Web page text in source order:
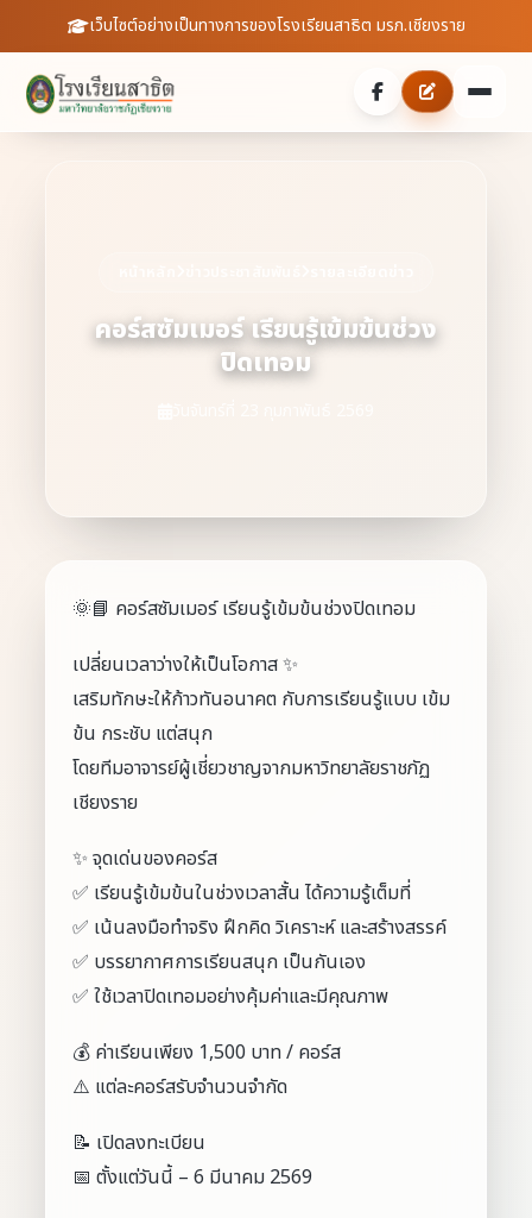
เว็บไซต์อย่างเป็นทางการของโรงเรียนสาธิต มรภ.เชียงราย
บุคลากร
คอร์สซัมเมอร์ เรียนรู้เข้มข้นช่วง
ปิดเทอม
🌞📘 คอร์สซัมเมอร์ เรียนรู้เข้มข้นช่วงปิดเทอม
เปลี่ยนเวลาว่างให้เป็นโอกาส ✨
เสริมทักษะให้ก้าวทันอนาคต กับการเรียนรู้แบบ เข้ม
ข้น กระชับ แต่สนุก
โดยทีมอาจารย์ผู้เชี่ยวชาญจากมหาวิทยาลัยราชภัฏ
เชียงราย
✨ จุดเด่นของคอร์ส
✅ เรียนรู้เข้มข้นในช่วงเวลาสั้น ได้ความรู้เต็มที่
✅ เน้นลงมือทำจริง ฝึกคิด วิเคราะห์ และสร้างสรรค์
✅ บรรยากาศการเรียนสนุก เป็นกันเอง
✅ ใช้เวลาปิดเทอมอย่างคุ้มค่าและมีคุณภาพ
💰 ค่าเรียนเพียง 1,500 บาท / คอร์ส
⚠️ แต่ละคอร์สรับจำนวนจำกัด
📝 เปิดลงทะเบียน
📅 ตั้งแต่วันนี้ – 6 มีนาคม 2569